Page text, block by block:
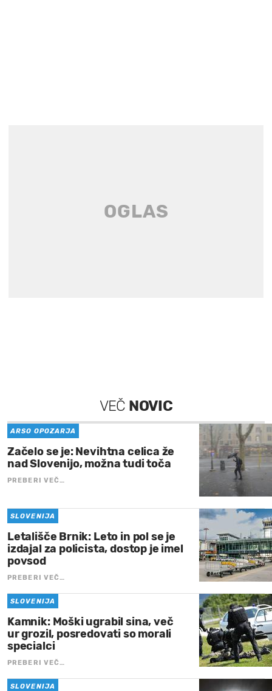
VEČ NOVIC
ARSO OPOZARJA
Začelo se je: Nevihtna celica že
nad Slovenijo, možna tudi toča
PREBERI VEČ…
SLOVENIJA
Letališče Brnik: Leto in pol se je
izdajal za policista, dostop je imel
povsod
PREBERI VEČ…
SLOVENIJA
Kamnik: Moški ugrabil sina, več
ur grozil, posredovati so morali
specialci
PREBERI VEČ…
SLOVENIJA